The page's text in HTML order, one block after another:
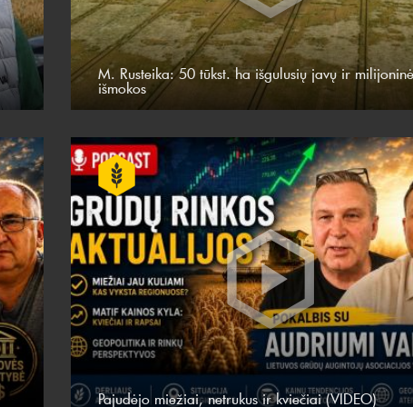
M. Rusteika: 50 tūkst. ha išgulusių javų ir
išmokos
Pajudėjo miežiai, netrukus ir kviečiai (VIDEO)